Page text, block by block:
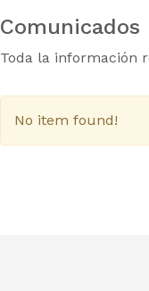
Toda la información
No item found!